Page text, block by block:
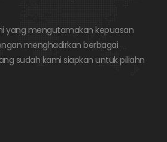
yang mengutamakan kepuasan
menghadirkan berbagai
sudah kami siapkan untuk piliahn